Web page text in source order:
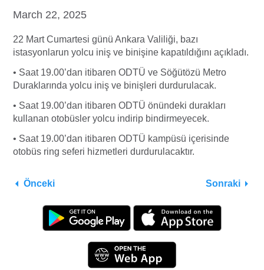
March 22, 2025
22 Mart Cumartesi günü Ankara Valiliği, bazı
istasyonlarun yolcu iniş ve binişine kapatıldığını açıkladı.
• Saat 19.00’dan itibaren ODTÜ ve Söğütözü Metro
Duraklarında yolcu iniş ve binişleri durdurulacak.
• Saat 19.00’dan itibaren ODTÜ önündeki durakları
kullanan otobüsler yolcu indirip bindirmeyecek.
• Saat 19.00’dan itibaren ODTÜ kampüsü içerisinde
otobüs ring seferi hizmetleri durdurulacaktır.
Önceki Sonraki